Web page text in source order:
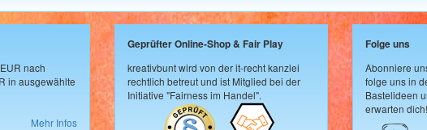
nach
in ausgewählte
Mehr Infos
Geprüfter Online-Shop & Fair Play
kreativbunt wird von der it-recht kanzlei
rechtlich betreut und ist Mitglied bei der
Initiative "Fairness im Handel".
Folge uns
Abonniere
folge uns in
Bastelideen
erwarten dich!